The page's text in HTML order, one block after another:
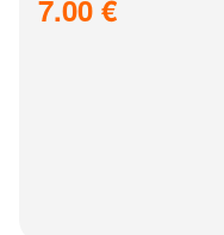
7.00 €